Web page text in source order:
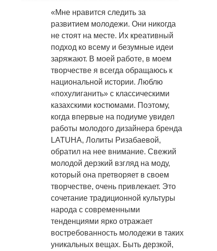
«Мне нравится следить за
развитием молодежи. Они никогда
не стоят на месте. Их креативный
подход ко всему и безумные идеи
заряжают. В моей работе, в моем
творчестве я всегда обращаюсь к
национальной истории. Люблю
«похулиганить» с классическими
казахскими костюмами. Поэтому,
когда впервые на подиуме увидел
работы молодого дизайнера бренда
LATUHA, Лолиты Ризабаевой,
обратил на нее внимание. Свежий
молодой дерзкий взгляд на моду,
который она претворяет в своем
творчестве, очень привлекает. Это
сочетание традиционной культуры
народа с современными
тенденциями ярко отражает
востребованность молодежи в таких
уникальных вещах. Быть дерзкой,